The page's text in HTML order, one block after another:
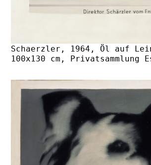
Schaerzler, 1964, Öl auf
100x130 cm, Privatsammlung